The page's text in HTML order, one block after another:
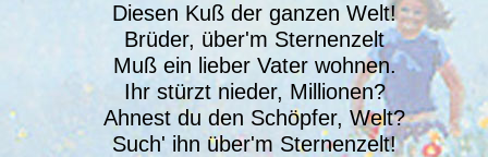
Diesen Kuß der ganzen Welt!
Brüder, über'm Sternenzelt
Muß ein lieber Vater wohnen.
Ihr stürzt nieder, Millionen?
Ahnest du den Schöpfer, Welt?
Such' ihn über'm Sternenzelt!